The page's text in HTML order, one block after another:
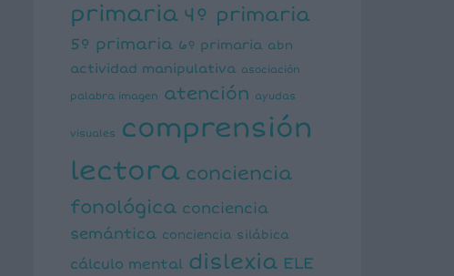
primaria 4º primaria
5º primaria 6º primaria abn
actividad manipulativa asociación
palabra imagen atención ayudas
visuales
comprensión
lectora conciencia
fonológica conciencia
semántica conciencia silábica
cálculo mental dislexia ELE